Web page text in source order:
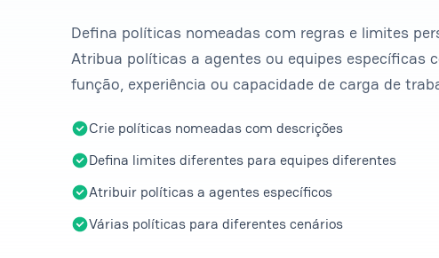
Defina políticas nomeadas com regras e limites
Atribua políticas a agentes ou equipes específicas
função, experiência ou capacidade de carga de
Crie políticas nomeadas com descrições
Defina limites diferentes para equipes diferentes
Atribuir políticas a agentes específicos
Várias políticas para diferentes cenários